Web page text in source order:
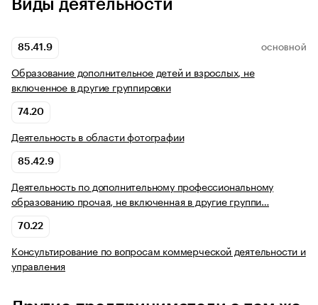
Виды деятельности
85.41.9 ОСНОВНОЙ
Образование дополнительное детей и взрослых, не
включенное в другие группировки
74.20
Деятельность в области фотографии
85.42.9
Деятельность по дополнительному профессиональному
образованию прочая, не включенная в другие группи…
70.22
Консультирование по вопросам коммерческой деятельности и
управления